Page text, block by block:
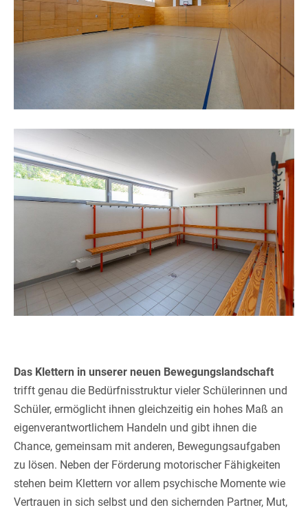
Das Klettern in unserer neuen Bewegungslandschaft
trifft genau die Bedürfnisstruktur vieler Schülerinnen und
Schüler, ermöglicht ihnen gleichzeitig ein hohes Maß an
eigenverantwortlichem Handeln und gibt ihnen die
Chance, gemeinsam mit anderen, Bewegungsaufgaben
zu lösen. Neben der Förderung motorischer Fähigkeiten
stehen beim Klettern vor allem psychische Momente wie
Vertrauen in sich selbst und den sichernden Partner, Mut,